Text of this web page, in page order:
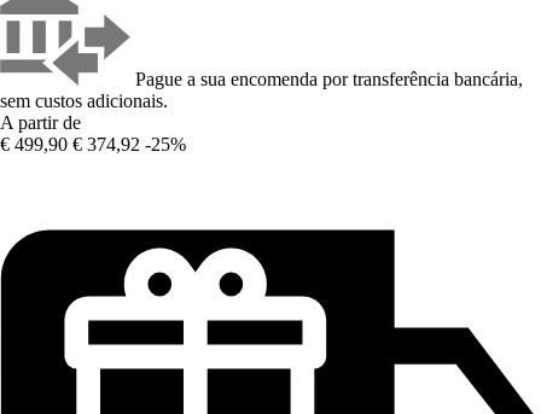
Pague a sua encomenda por transferência bancária,
sem custos adicionais.
A partir de
€ 499,90 € 374,92 -25%